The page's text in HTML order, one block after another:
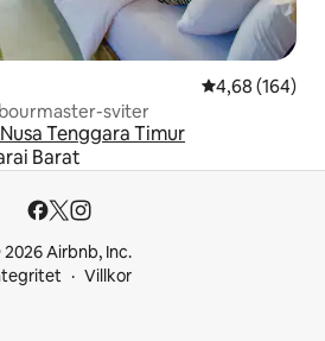
4,68 av 5 i
4,68 (164)
sviter
Nusa Tenggara Timur
Barat
Airbnb, Inc.
Villkor